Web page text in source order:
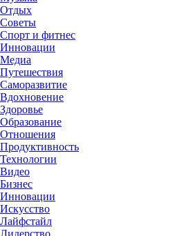
Отдых
Советы
Спорт и фитнес
Инновации
Медиа
Путешествия
Саморазвитие
Вдохновение
Здоровье
Образование
Отношения
Продуктивность
Технологии
Видеo
Бизнес
Инновации
Искусство
Лайфстайл
Лидерство